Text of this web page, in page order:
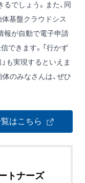
でしょう。また、同
体基盤クラウドシス
報が自動で電子申請
できます。「行かず
も実現するといえま
のみなさんは、ぜひ
はこちら
トナーズ